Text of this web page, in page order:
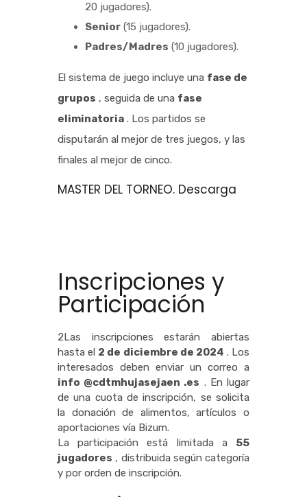
20 jugadores).
Senior (15 jugadores).
Padres/Madres (10 jugadores).
El sistema de juego incluye una fase de
grupos , seguida de una fase
eliminatoria . Los partidos se
disputarán al mejor de tres juegos, y las
finales al mejor de cinco.
MASTER DEL TORNEO. Descarga
Inscripciones y
Participación
2Las inscripciones estarán abiertas
hasta el 2 de diciembre de 2024 . Los
interesados deben enviar un correo a
info @cdtmhujasejaen .es . En lugar
de una cuota de inscripción, se solicita
la donación de alimentos, artículos o
aportaciones vía Bizum.
La participación está limitada a 55
jugadores , distribuida según categoría
y por orden de inscripción.